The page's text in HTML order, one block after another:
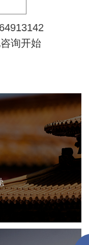
64913142
询开始